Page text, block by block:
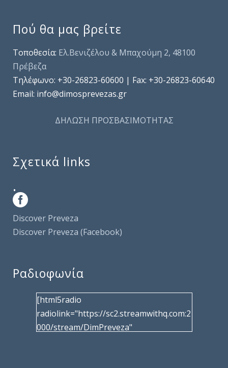
Πού θα μας βρείτε
Τοποθεσία: Ελ.Βενιζέλου & Μπαχούμη 2, 48100
Πρέβεζα
Τηλέφωνo: +30-26823-60600 | Fax: +30-26823-60640
Email: info@dimosprevezas.gr
ΔΗΛΩΣΗ ΠΡΟΣΒΑΣΙΜΟΤΗΤΑΣ
Σχετικά links
.
Discover Preveza
Discover Preveza (Facebook)
Ραδιοφωνία
[html5radio
radiolink="https://sc2.streamwithq.com:2
000/stream/DimPreveza"